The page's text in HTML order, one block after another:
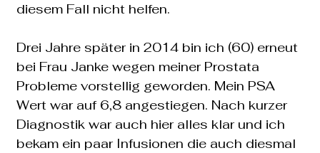
diesem Fall nicht helfen.
Drei Jahre später in 2014 bin ich (60) erneut
bei Frau Janke wegen meiner Prostata
Probleme vorstellig geworden. Mein PSA
Wert war auf 6,8 angestiegen. Nach kurzer
Diagnostik war auch hier alles klar und ich
bekam ein paar Infusionen die auch diesmal